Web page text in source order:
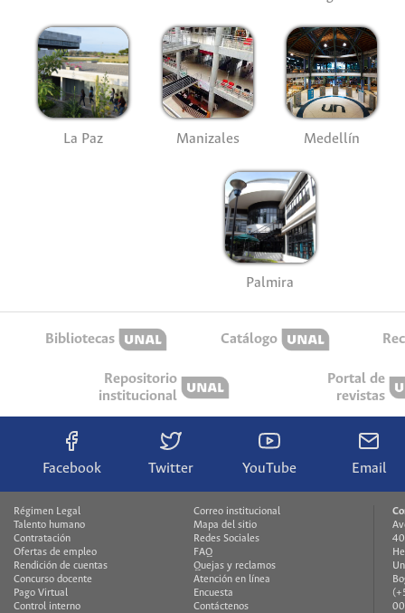
La Paz Manizales Medellín
Palmira
Bibliotecas Catálogo
Repositorio
institucional
Portal de
revistas
Facebook Twitter YouTube Email
Régimen Legal
Talento humano
Contratación
Ofertas de empleo
Rendición de cuentas
Concurso docente
Pago Virtual
Control interno
Correo institucional
Mapa del sitio
Redes Sociales
FAQ
Quejas y reclamos
Atención en línea
Encuesta
Contáctenos